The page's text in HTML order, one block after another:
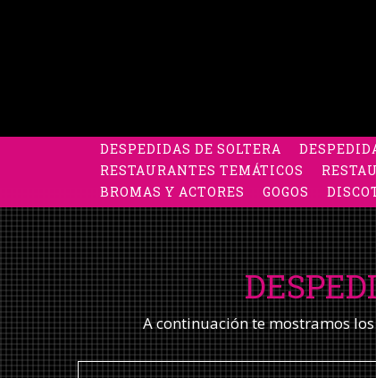
DESPEDIDAS DE SOLTERA
RESTAURANTES TEMÁTICOS
BROMAS Y ACTORES
GOGOS
A continuación te mostramos